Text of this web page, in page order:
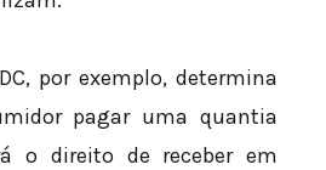
por exemplo, determina
pagar uma quantia
o direito de receber em